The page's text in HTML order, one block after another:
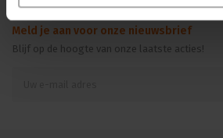
Meld je aan voor onze nieuwsbrief
Blijf op de hoogte van onze laatste acties!